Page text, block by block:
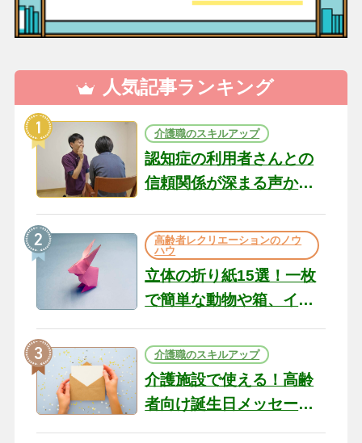
人気記事ランキング
介護職のスキルアップ
認知症の利用者さんとの
信頼関係が深まる声かけ
の現場から（22）
高齢者レクリエーションのノウ
ハウ
立体の折り紙15選！一枚
で簡単な動物や箱、イン
介護職のスキルアップ
介護施設で使える！高齢
者向け誕生日メッセージ